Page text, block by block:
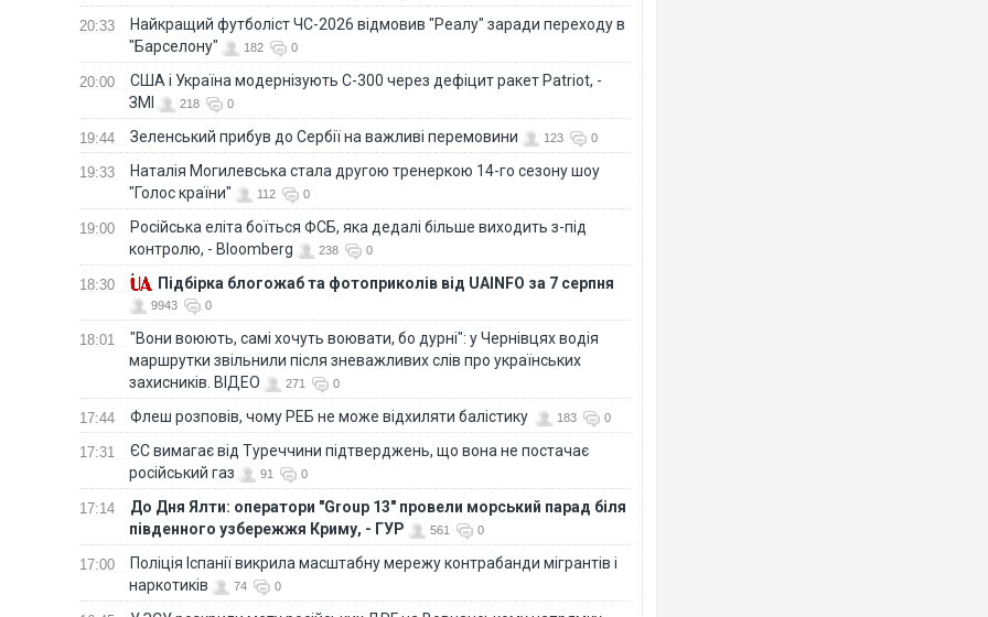
20:33
Найкращий футболіст ЧС-2026 відмовив "Реалу" заради переходу в
"Барселону"
182 0
20:00
США і Україна модернізують С-300 через дефіцит ракет Patriot, -
ЗМІ
218 0
19:44 Зеленський прибув до Сербії на важливі перемовини 123 0
19:33
Наталія Могилевська стала другою тренеркою 14-го сезону шоу
"Голос країни"
112 0
19:00
Російська еліта боїться ФСБ, яка дедалі більше виходить з-під
контролю, - Bloomberg
238 0
18:30 Підбірка блогожаб та фотоприколів від UAINFO за 7 серпня
9943 0
18:01
"Вони воюють, самі хочуть воювати, бо дурні": у Чернівцях водія
маршрутки звільнили після зневажливих слів про українських
захисників. ВІДЕО
271 0
17:44 Флеш розповів, чому РЕБ не може відхиляти балістику 183 0
17:31
ЄС вимагає від Туреччини підтверджень, що вона не постачає
російський газ
91 0
17:14
До Дня Ялти: оператори "Group 13" провели морський парад біля
південного узбережжя Криму, - ГУР
561 0
17:00
Поліція Іспанії викрила масштабну мережу контрабанди мігрантів і
наркотиків
74 0